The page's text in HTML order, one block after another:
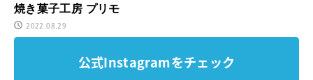
焼き菓子工房 プリモ
2022.08.29
公式Instagramをチェック